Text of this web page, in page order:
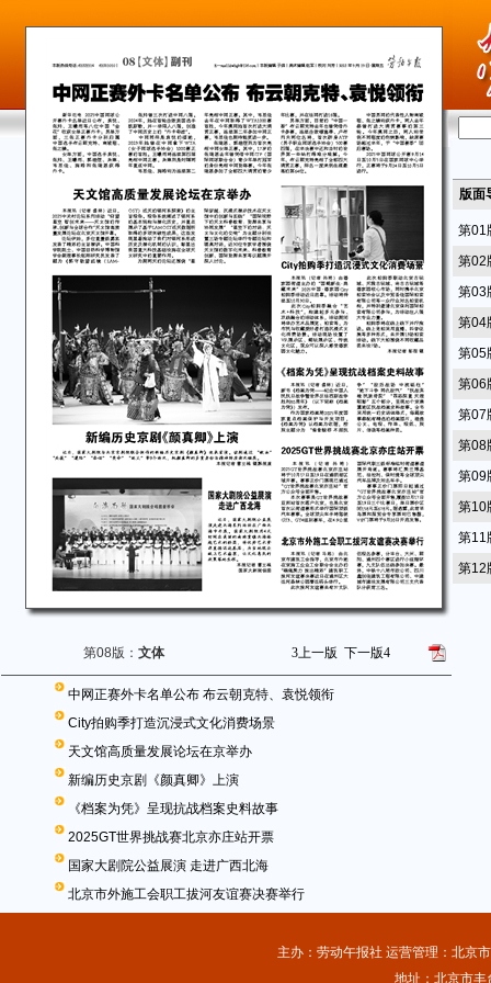
第08版： 文体 3上一版 下一版4
中网正赛外卡名单公布 布云朝克特、袁悦领衔
City拍购季打造沉浸式文化消费场景
天文馆高质量发展论坛在京举办
新编历史京剧《颜真卿》上演
《档案为凭》呈现抗战档案史料故事
2025GT世界挑战赛北京亦庄站开票
国家大剧院公益展演 走进广西北海
北京市外施工会职工拔河友谊赛决赛举行
版面
第01
第02
第03
第04
第05
第06
第07
第08
第09
第10
第11
第12
主办：劳动午报社 运营管理：北京
地址：北京市